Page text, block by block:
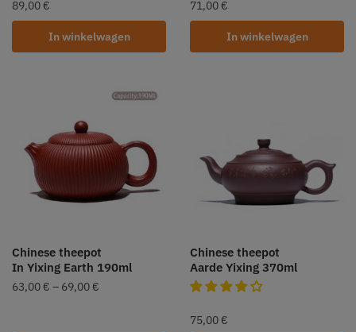
89,00 €
In winkelwagen
71,00 €
In winkelwagen
Chinese theepot
In Yixing Earth 190ml
63,00 € – 69,00 €
Chinese theepot
Aarde Yixing 370ml
75,00 €